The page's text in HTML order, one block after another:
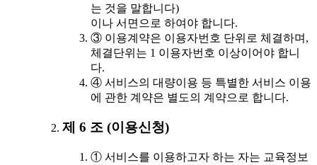
는 것을 말합니다)
이나 서면으로 하여야 합니다.
③ 이용계약은 이용자번호 단위로 체결하며,
체결단위는 1 이용자번호 이상이어야 합니
다.
④ 서비스의 대량이용 등 특별한 서비스 이용
에 관한 계약은 별도의 계약으로 합니다.
제 6 조 (이용신청)
① 서비스를 이용하고자 하는 자는 교육정보